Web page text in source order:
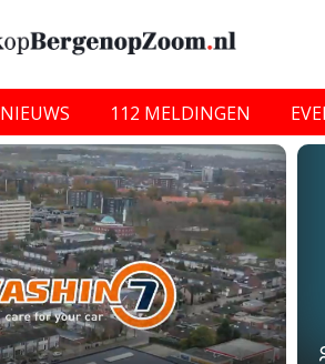
NIEUWS 112 MELDINGEN